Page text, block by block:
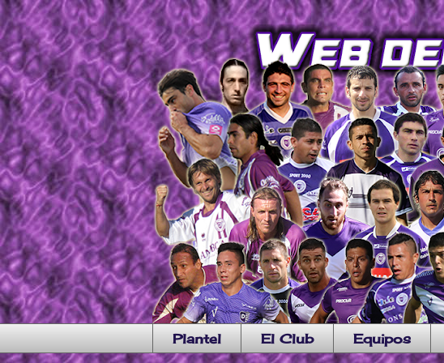
Plantel El Club Equipos